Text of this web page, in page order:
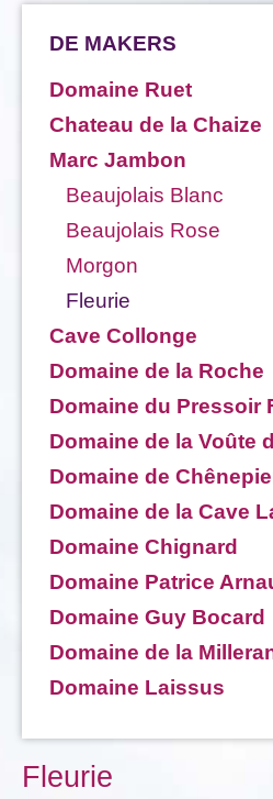
DE MAKERS
Domaine Ruet
Chateau de la Chaize
Marc Jambon
Beaujolais Blanc
Beaujolais Rose
Morgon
Fleurie
Cave Collonge
Domaine de la Roche
Domaine du Pressoir
Domaine de la Voûte
Domaine de
Domaine de la Cave
Domaine Chignard
Domaine Patrice
Domaine Guy Bocard
Domaine de la
Domaine Laissus
Fleurie